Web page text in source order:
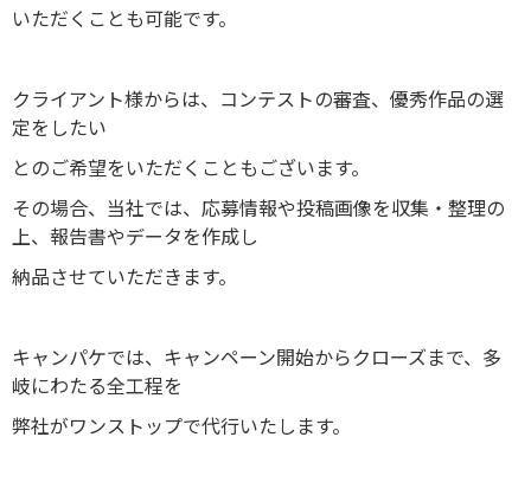
いただくことも可能です。
クライアント様からは、コンテストの審査、優秀作品の選
定をしたい
とのご希望をいただくこともございます。
その場合、当社では、応募情報や投稿画像を収集・整理の
上、報告書やデータを作成し
納品させていただきます。
キャンパケでは、キャンペーン開始からクローズまで、多
岐にわたる全工程を
弊社がワンストップで代行いたします。